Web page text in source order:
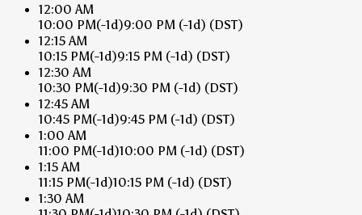
12:00 AM
10:00 PM(-1d)9:00 PM (-1d) (DST)
12:15 AM
10:15 PM(-1d)9:15 PM (-1d) (DST)
12:30 AM
10:30 PM(-1d)9:30 PM (-1d) (DST)
12:45 AM
10:45 PM(-1d)9:45 PM (-1d) (DST)
1:00 AM
11:00 PM(-1d)10:00 PM (-1d) (DST)
1:15 AM
11:15 PM(-1d)10:15 PM (-1d) (DST)
1:30 AM